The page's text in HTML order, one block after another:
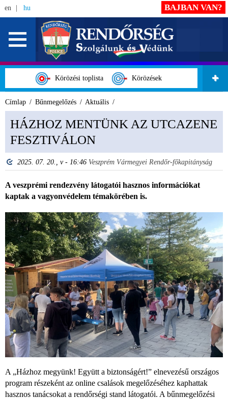
en hu
Körözési toplista Körözések
BAJBAN VAN?
Címlap Bűnmegelőzés Aktuális
HÁZHOZ MENTÜNK AZ UTCAZENE
FESZTIVÁLON
2025. 07. 20., v - 16:46 Veszprém Vármegyei Rendőr-főkapitányság
A veszprémi rendezvény látogatói hasznos információkat
kaptak a vagyonvédelem témakörében is.
A „Házhoz megyünk! Együtt a biztonságért!” elnevezésű országos
program részeként az online csalások megelőzéséhez kaphattak
hasznos tanácsokat a rendőrségi stand látogatói. A bűnmegelőzési